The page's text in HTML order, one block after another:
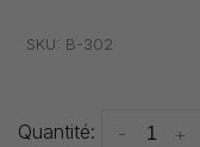
SKU: B-302
Quantité: +
-